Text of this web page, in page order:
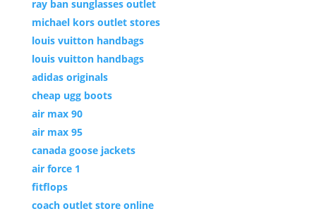
ray ban sunglasses outlet
michael kors outlet stores
louis vuitton handbags
louis vuitton handbags
adidas originals
cheap ugg boots
air max 90
air max 95
canada goose jackets
air force 1
fitflops
coach outlet store online